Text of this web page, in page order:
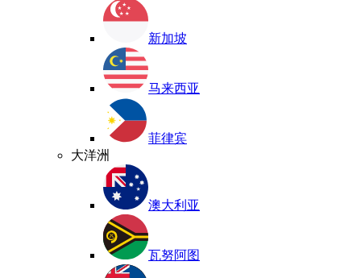
新加坡
马来西亚
菲律宾
大洋洲
澳大利亚
瓦努阿图